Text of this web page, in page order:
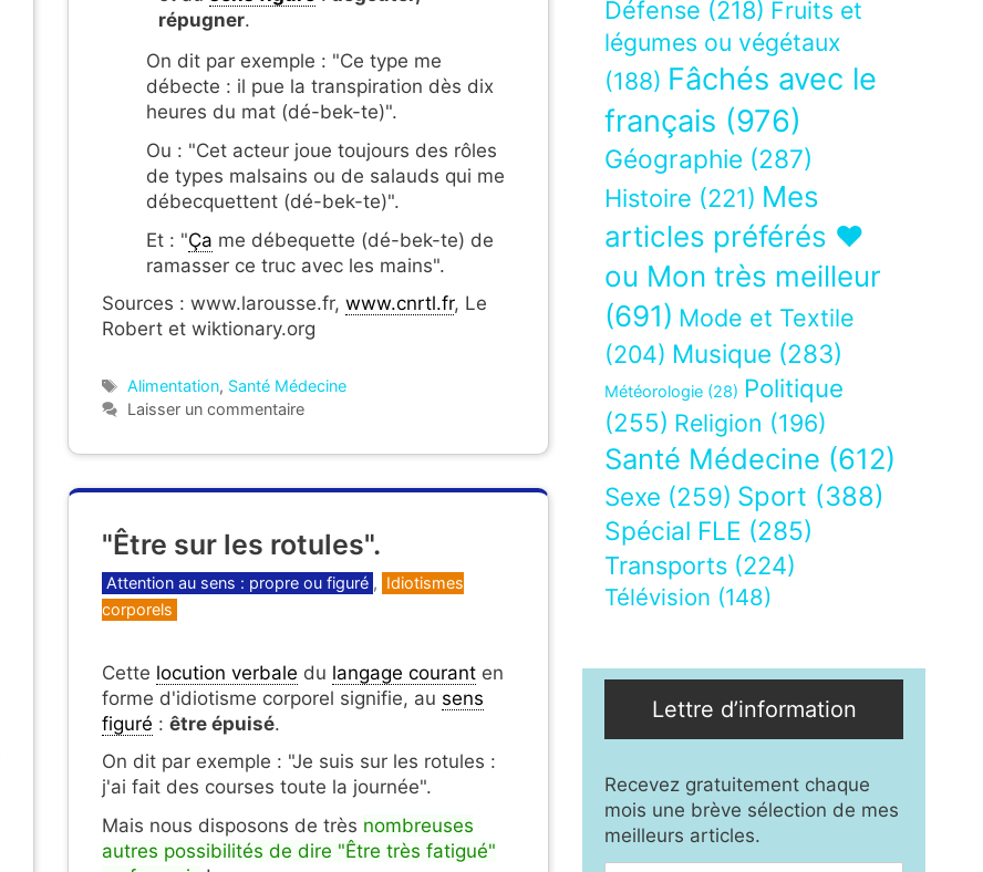
répugner.
On dit par exemple : "Ce type me
débecte : il pue la transpiration dès dix
heures du mat (dé-bek-te)".
Ou : "Cet acteur joue toujours des rôles
de types malsains ou de salauds qui me
débecquettent (dé-bek-te)".
Et : "Ça me débequette (dé-bek-te) de
ramasser ce truc avec les mains".
Sources : www.larousse.fr, www.cnrtl.fr, Le
Robert et wiktionary.org
Étiquettes
Alimentation, Santé Médecine
Laisser un commentaire
"Être sur les rotules".
Catégories
Attention au sens : propre ou figuré , Idiotismes
corporels
Cette locution verbale du langage courant en
forme d'idiotisme corporel signifie, au sens
figuré : être épuisé.
On dit par exemple : "Je suis sur les rotules :
j'ai fait des courses toute la journée".
Mais nous disposons de très nombreuses
autres possibilités de dire "Être très fatigué"
Défense (218) Fruits et
légumes ou végétaux
(188) Fâchés avec le
français (976)
Géographie (287)
Histoire (221) Mes
articles préférés ❤
ou Mon très meilleur
(691) Mode et Textile
(204) Musique (283)
Météorologie (28) Politique
(255) Religion (196)
Santé Médecine (612)
Sexe (259) Sport (388)
Spécial FLE (285)
Transports (224)
Télévision (148)
Lettre d’information
Recevez gratuitement chaque
mois une brève sélection de mes
meilleurs articles.